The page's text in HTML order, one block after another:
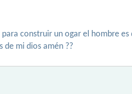
construir un ogar el hombre
de mi dios amén ??